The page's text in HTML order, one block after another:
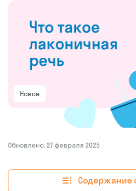
Новое
Обновлено: 27 февраля 2025
Содержание